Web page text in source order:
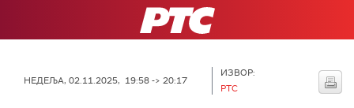
РТС
НЕДЕЉА, 02.11.2025, 19:58 -> 20:17
ИЗВОР:
РТС